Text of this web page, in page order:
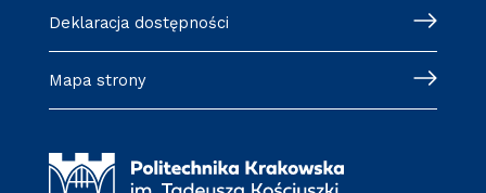
Deklaracja dostępności
Mapa strony